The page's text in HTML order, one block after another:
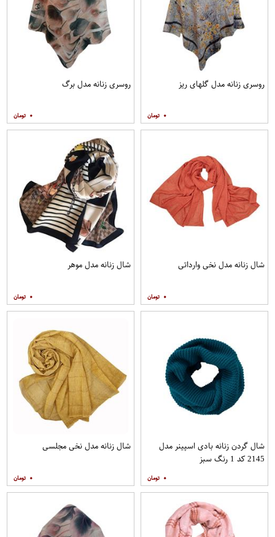
روسری زنانه مدل گلهای ریز
۰
روسری زنانه مدل برگ
۰
شال زنانه مدل نخی وارداتی
۰
شال زنانه مدل موهر
۰
شال گردن زنانه بادی اسپینر مدل
2145 کد 1 رنگ سبز
۰
شال زنانه مدل نخی مجلسی
۰